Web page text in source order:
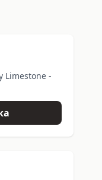
Limestone -